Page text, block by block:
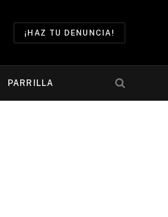
¡HAZ TU DENUNCIA!
PARRILLA